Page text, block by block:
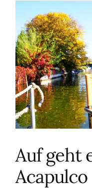
Auf geht
Acapulco